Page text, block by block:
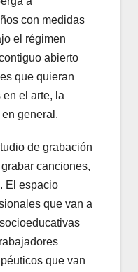
con medidas
el régimen
abierto
que quieran
el arte, la
general.
de grabación
canciones,
El espacio
que van a
que van